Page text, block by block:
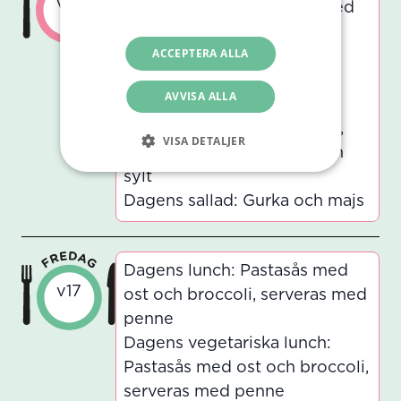
v17
värmande morotssoppa med
pannkaka och sylt
Dagens vegetariska lunch:
Santas värmande
morotssoppa med ingefära,
serveras med pannkaka och
sylt
Dagens sallad: Gurka och majs
v17
Dagens lunch: Pastasås med
ost och broccoli, serveras med
penne
Dagens vegetariska lunch:
Pastasås med ost och broccoli,
serveras med penne
ACCEPTERA ALLA
AVVISA ALLA
VISA DETALJER